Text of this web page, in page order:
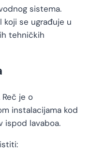
sistema.
se ugrađuje u
tehničkih
Reč je o
instalacijama kod
ispod lavaboa.